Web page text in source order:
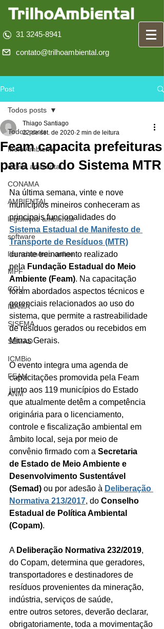
31 3245-8941
contato@trilhoambiental.org
Post
Todos posts
Meio Ambiente
direito ambiental
CONAMA
AMBIENTAL
legislação ambiental
software
licenciamento online
MPF
CGU
IBAMA
SISEMA
SEMAD
ICMBio
FEAM
ANM
Todos posts
Feam capacita prefeituras
para uso do Sistema MTR
Thiago Santiago
22 de set. de 2020 2 min de leitura
Na última semana, vinte e nove
municípios mineiros conheceram as
principais funcionalidades do
Sistema Estadual de Manifesto de
Transporte de Resíduos (MTR)
durante treinamento realizado
pela Fundação Estadual do Meio
Ambiente (Feam). Na capacitação
foram abordados aspectos técnicos e
gerenciais relacionados ao uso do
sistema, que permite a rastreabilidade
de resíduos gerados ou recebidos em
Minas Gerais.
O evento integra uma agenda de
capacitações promovida pela Feam
junto aos 119 municípios do Estado
que atualmente detêm a competência
originária para o licenciamento,
controle e fiscalização ambiental em
âmbito local, seja por meio de
convênio firmado com a Secretaria
de Estado de Meio Ambiente e
Desenvolvimento Sustentável
(Semad) ou por adesão à Deliberação
Normativa 213/2017, do Conselho
Estadual de Política Ambiental
(Copam).
A Deliberação Normativa 232/2019,
do Copam, determina que geradores,
transportadores e destinadores de
resíduos provenientes da mineração,
indústria, serviços de saúde,
entre outros setores, deverão declarar,
obrigatoriamente, toda a movimentação